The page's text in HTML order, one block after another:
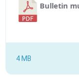
Bulletin
4 MB